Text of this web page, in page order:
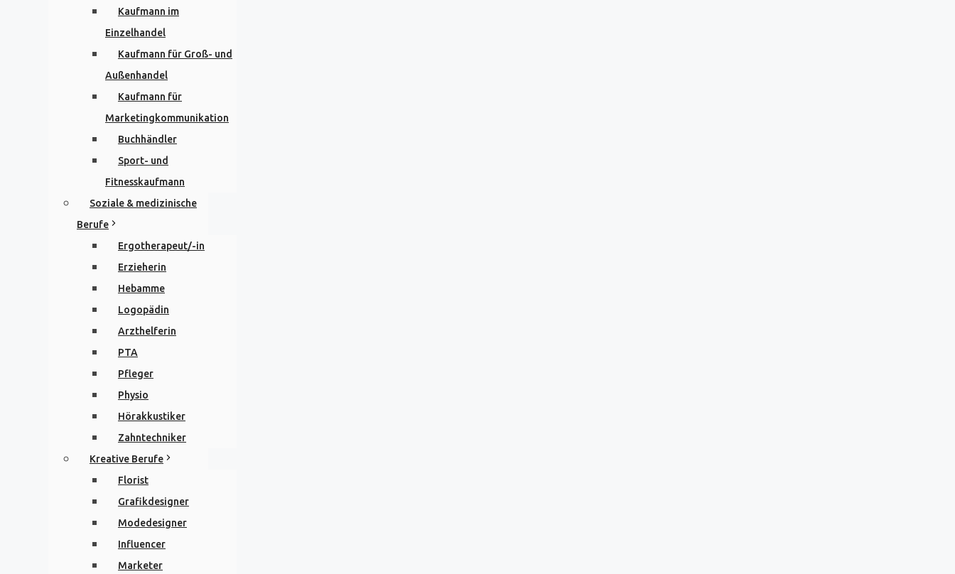
Kaufmann im
Einzelhandel
Kaufmann für Groß- und
Außenhandel
Kaufmann für
Marketingkommunikation
Buchhändler
Sport- und
Fitnesskaufmann
Soziale & medizinische
Berufe
Ergotherapeut/-in
Erzieherin
Hebamme
Logopädin
Arzthelferin
PTA
Pfleger
Physio
Hörakkustiker
Zahntechniker
Kreative Berufe
Florist
Grafikdesigner
Modedesigner
Influencer
Marketer